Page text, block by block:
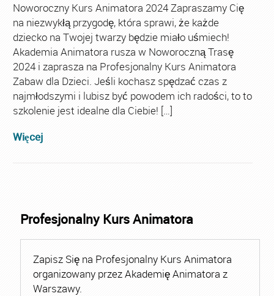
Noworoczny Kurs Animatora 2024 Zapraszamy Cię
na niezwykłą przygodę, która sprawi, że każde
dziecko na Twojej twarzy będzie miało uśmiech!
Akademia Animatora rusza w Noworoczną Trasę
2024 i zaprasza na Profesjonalny Kurs Animatora
Zabaw dla Dzieci. Jeśli kochasz spędzać czas z
najmłodszymi i lubisz być powodem ich radości, to to
szkolenie jest idealne dla Ciebie! […]
Więcej
Profesjonalny Kurs Animatora
Zapisz Się na Profesjonalny Kurs Animatora
organizowany przez Akademię Animatora z
Warszawy.